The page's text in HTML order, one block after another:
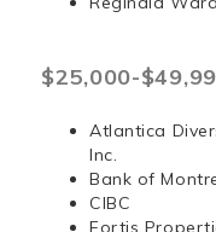
$25,000-
Atlantica
Inc.
Bank of
CIBC
Fortis